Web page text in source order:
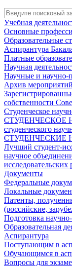
Учебная
Основные
Образовательные
Аспирантура
Платные
Научная
Научные и научно-
Архив мероприятий
собственности
Студенческое
СТУДЕНЧЕСКОЕ
студенческого
СТУДЕНЧЕСКИЕ
Лучший студент-
научное
Документы
Федеральные
Локальные
Патенты,
(российские,
Подготовка
Образовательная
Аспирантура
Поступающим в
Обучающимся в
Вопросы для